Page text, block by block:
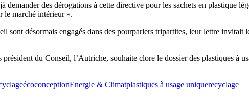
demander des dérogations à cette directive pour les sachets en plastique
le marché intérieur ».
sont désormais engagés dans des pourparlers tripartites, leur lettre invitait
du Conseil, l’Autriche, souhaite clore le dossier des plastiques à
écoconceptionEnergie & Climatplastiques à usage uniquerecyclage